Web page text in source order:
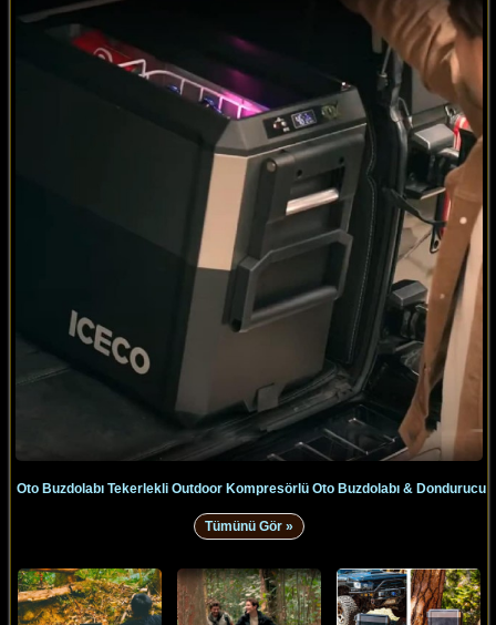
Oto Buzdolabı Tekerlekli Outdoor Kompresörlü Oto Buzdolabı & Dondurucu
Tümünü Gör »